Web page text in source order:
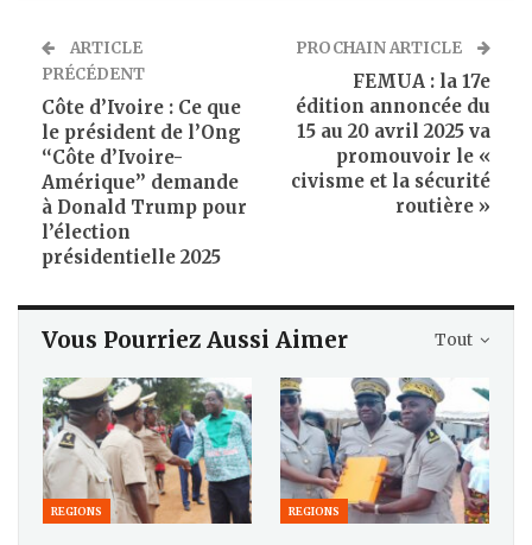
ARTICLE
PRÉCÉDENT
Côte d’Ivoire : Ce que
le président de l’Ong
‘‘Côte d’Ivoire-
Amérique’’ demande
à Donald Trump pour
l’élection
présidentielle 2025
PROCHAIN ARTICLE
FEMUA : la 17e
édition annoncée du
15 au 20 avril 2025 va
promouvoir le «
civisme et la sécurité
routière »
Tout
Vous Pourriez Aussi Aimer
REGIONS REGIONS